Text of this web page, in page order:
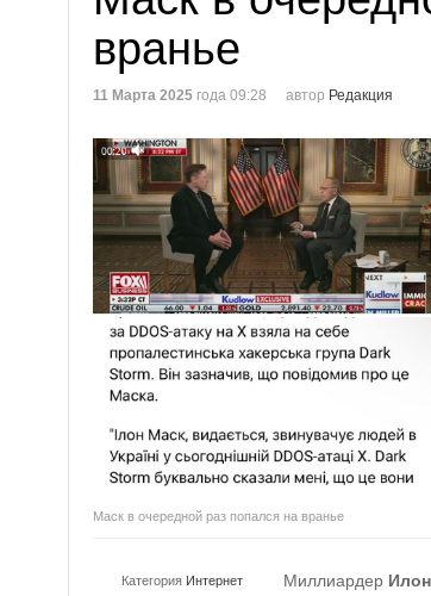
вранье
11 Марта 2025 года 09:28 автор Редакция
Маск в очередной раз попался на вранье
Категория Интернет
Миллиардер